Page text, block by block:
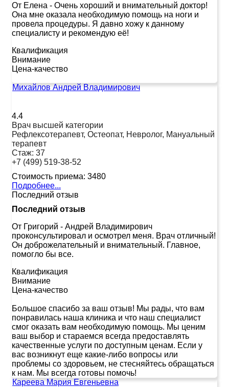
От Елена - Очень хороший и внимательный доктор!
Она мне оказала необходимую помощь на ноги и
провела процедуры. Я давно хожу к данному
специалисту и рекомендую её!
Квалификация
Внимание
Цена-качество
Михайлов Андрей Владимирович
4.4
Врач высшей категории
Рефлексотерапевт, Остеопат, Невролог, Мануальный
терапевт
Стаж: 37
+7 (499) 519-38-52
Стоимость приема: 3480
Подробнее...
Последний отзыв
Последний отзыв
От Григорий - Андрей Владимирович
проконсультировал и осмотрел меня. Врач отличный!
Он доброжелательный и внимательный. Главное,
помогло бы все.
Квалификация
Внимание
Цена-качество
Большое спасибо за ваш отзыв! Мы рады, что вам
понравилась наша клиника и что наш специалист
смог оказать вам необходимую помощь. Мы ценим
ваш выбор и стараемся всегда предоставлять
качественные услуги по доступным ценам. Если у
вас возникнут еще какие-либо вопросы или
проблемы со здоровьем, не стесняйтесь обращаться
к нам. Мы всегда готовы помочь!
Кареева Мария Евгеньевна